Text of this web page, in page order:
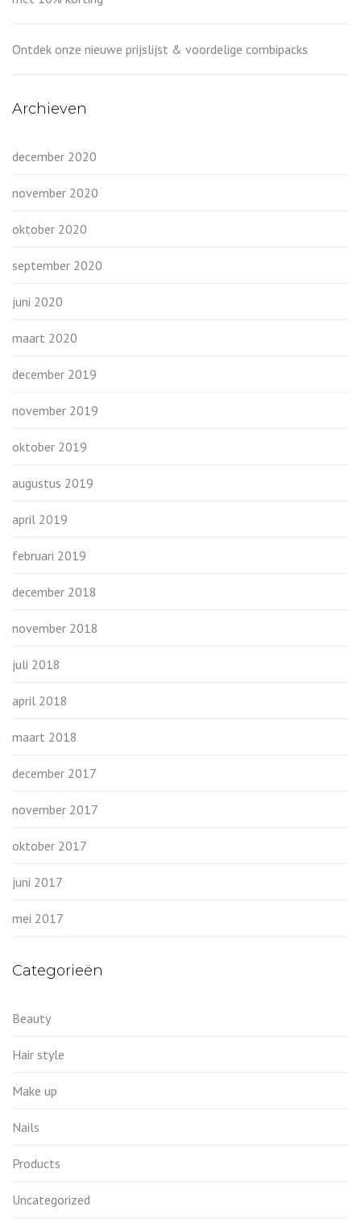
Ontdek onze nieuwe prijslijst & voordelige combipacks
Archieven
december 2020
november 2020
oktober 2020
september 2020
juni 2020
maart 2020
december 2019
november 2019
oktober 2019
augustus 2019
april 2019
februari 2019
december 2018
november 2018
juli 2018
april 2018
maart 2018
december 2017
november 2017
oktober 2017
juni 2017
mei 2017
Categorieën
Beauty
Hair style
Make up
Nails
Products
Uncategorized